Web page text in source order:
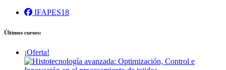
IFAPES18
Últimos cursos:
¡Oferta!